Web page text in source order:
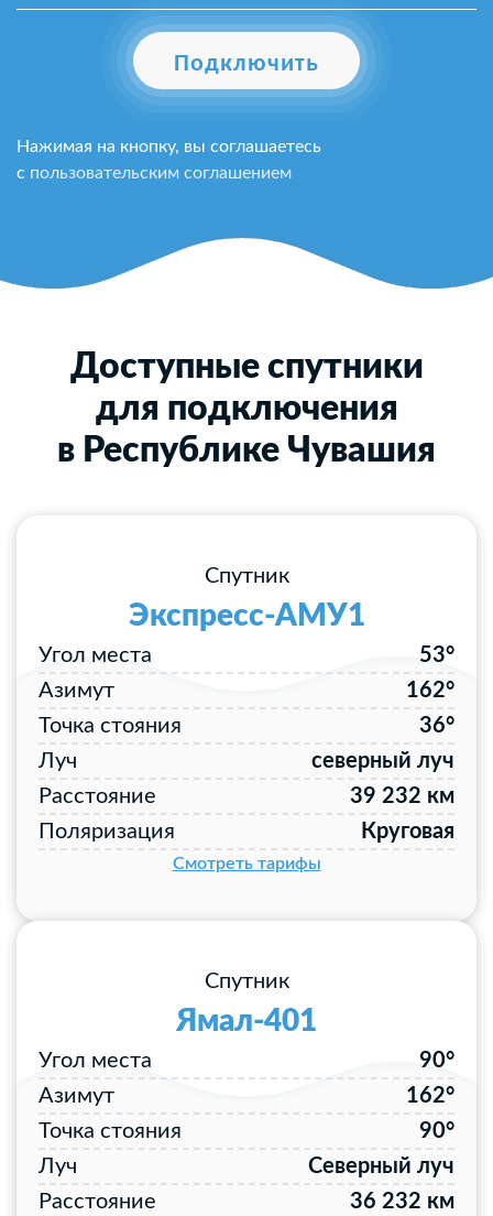
Подключить
Нажимая на кнопку, вы соглашаетесь
с пользовательским соглашением
Доступные спутники
для подключения
в Республике Чувашия
Спутник
Экспресс-АМУ1
Угол места
53°
Азимут
162°
Точка стояния
36°
Луч
северный луч
Расстояние
39 232 км
Поляризация
Круговая
Смотреть тарифы
Спутник
Ямал-401
Угол места
90°
Азимут
162°
Точка стояния
90°
Луч
Северный луч
Расстояние
36 232 км